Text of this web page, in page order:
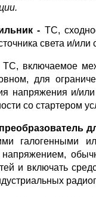
- ТС,
света и/или
ТС, включаемое
для
напряжения и/
со стартером
галогенными
и включать